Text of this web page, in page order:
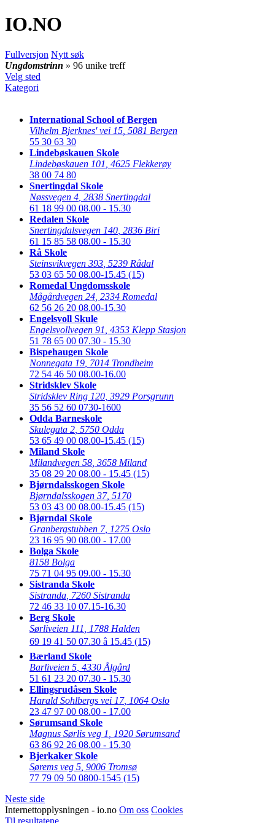
IO.NO
Fullversjon Nytt søk
Ungdomstrinn » 96 unike treff
Velg sted
Kategori
International School of Bergen
Vilhelm Bjerknes' vei 15 5081 Bergen
55 30 63 30
Lindebøskauen Skole
Lindebøskauen 101 4625 Flekkerøy
38 00 74 80
Snertingdal Skole
Nøssvegen 4 2838 Snertingdal
61 18 99 00 08.00 - 15.30
Redalen Skole
Snertingdalsvegen 140 2836 Biri
61 15 85 58 08.00 - 15.30
Rå Skole
Steinsvikvegen 393 5239 Rådal
53 03 65 50 08.00-15.45 (15)
Romedal Ungdomsskole
Mågårdvegen 24 2334 Romedal
62 56 26 20 08.00-15.30
Engelsvoll Skule
Engelsvollvegen 91 4353 Klepp Stasjon
51 78 65 00 07.30 - 15.30
Bispehaugen Skole
Nonnegata 19 7014 Trondheim
72 54 46 50 08.00-16.00
Stridsklev Skole
Stridsklev Ring 120 3929 Porsgrunn
35 56 52 60 0730-1600
Odda Barneskole
Skulegata 2 5750 Odda
53 65 49 00 08.00-15.45 (15)
Miland Skole
Milandvegen 58 3658 Miland
35 08 29 20 08.00 - 15.45 (15)
Bjørndalsskogen Skole
Bjørndalsskogen 37, 5170
53 03 43 00 08.00-15.45 (15)
Bjørndal Skole
Granbergstubben 7, 1275 Oslo
23 16 95 90 08.00 - 17.00
Bolga Skole
8158 Bolga
75 71 04 95 09.00 - 15.30
Sistranda Skole
Sistranda 7260 Sistranda
72 46 33 10 07.15-16.30
Berg Skole
Sørliveien 111
1788 Halden
69 19 41 50 07.30 â 15.45 (15)
Bærland Skole
Barliveien 5 4330 Ålgård
51 61 23 20 07.30 - 15.30
Ellingsrudåsen Skole
Harald Sohlbergs vei 17, 1064 Oslo
23 47 97 00 08.00 - 17.00
Sørumsand Skole
Magnus Sørlis veg 1
1920 Sørumsand
63 86 92 26 08.00 - 15.30
Bjerkaker Skole
Sørems veg 5 9006 Tromsø
77 79 09 50 0800-1545 (15)
Neste side
Internettopplysningen - io.no Om oss Cookies
Til resultatene